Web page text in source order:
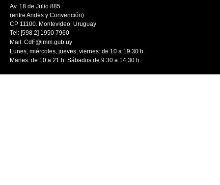
Av. 18 de Julio 885
(entre Andes y Convención)
CP 11100. Montevideo. Uruguay
Tel: [598 2] 1950 7960
Mail: CdF@imm.gub.uy
Lunes, miércoles, jueves, viernes: de 10 a 19.30 h.
Martes: de 10 a 21 h. Sábados de 9.30 a 14.30 h.